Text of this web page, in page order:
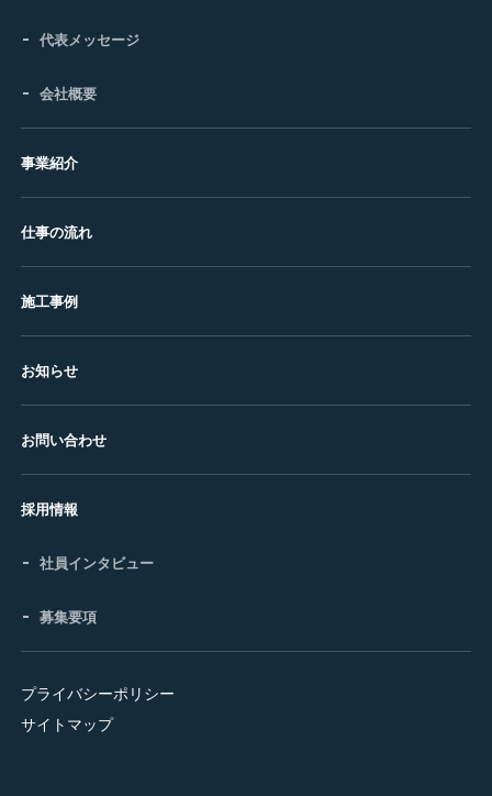
代表メッセージ
会社概要
事業紹介
仕事の流れ
施工事例
お知らせ
お問い合わせ
採用情報
社員インタビュー
募集要項
プライバシーポリシー
サイトマップ